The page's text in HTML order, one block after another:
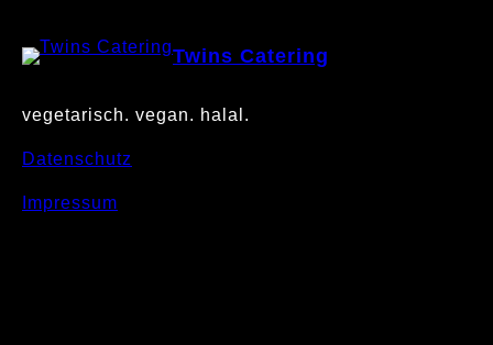
Twins Catering
vegetarisch. vegan. halal.
Datenschutz
Impressum